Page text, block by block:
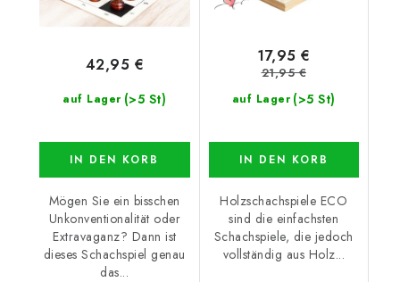
auf Lager (>5 St)
42,95 €
IN DEN KORB
Mögen Sie ein bisschen
Unkonventionalität oder
Extravaganz? Dann ist
dieses Schachspiel genau
das...
auf Lager (>5 St)
17,95 €
21,95 €
IN DEN KORB
Holzschachspiele ECO
sind die einfachsten
Schachspiele, die jedoch
vollständig aus Holz...